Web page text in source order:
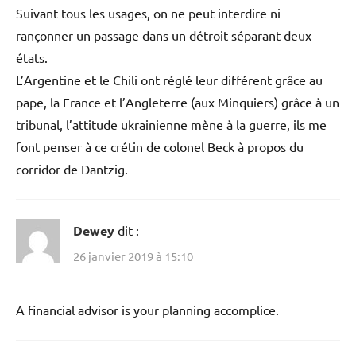
Suivant tous les usages, on ne peut interdire ni
rançonner un passage dans un détroit séparant deux
états.
L’Argentine et le Chili ont réglé leur différent grâce au
pape, la France et l’Angleterre (aux Minquiers) grâce à un
tribunal, l’attitude ukrainienne mène à la guerre, ils me
font penser à ce crétin de colonel Beck à propos du
corridor de Dantzig.
Dewey dit :
26 janvier 2019 à 15:10
A financial advisor is your planning accomplice.